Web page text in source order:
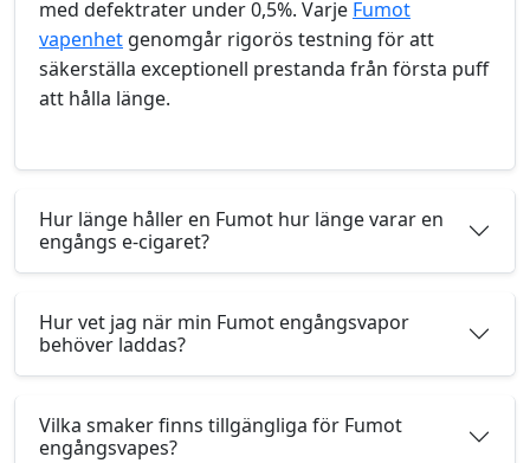
med defektrater under 0,5%. Varje Fumot
vapenhet genomgår rigorös testning för att
säkerställa exceptionell prestanda från första puff
att hålla länge.
Hur länge håller en Fumot hur länge varar en
engångs e-cigaret?
Hur vet jag när min Fumot engångsvapor
behöver laddas?
Vilka smaker finns tillgängliga för Fumot
engångsvapes?